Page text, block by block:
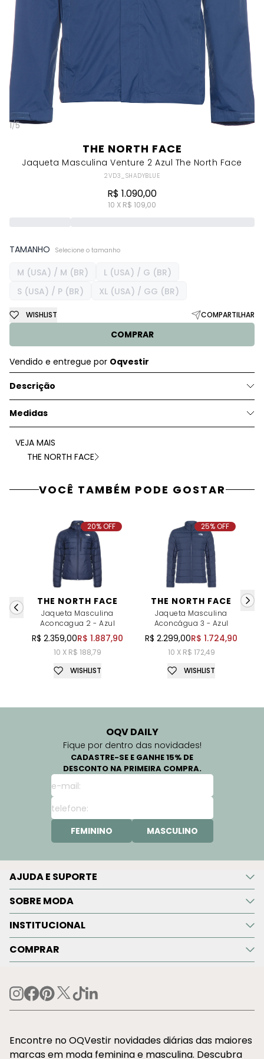
1/5
THE NORTH FACE
Jaqueta Masculina Venture 2 Azul The North Face
2VD3_SHADYBLUE
R$ 1.090,00
10 X R$ 109,00
TAMANHO Selecione o tamanho
M (USA) / M (BR)
L (USA) / G (BR)
S (USA) / P (BR)
XL (USA) / GG (BR)
COMPRAR
WISHLIST COMPARTILHAR
Vendido e entregue por Oqvestir
Descrição
Medidas
VEJA MAIS
THE NORTH FACE
VOCÊ TAMBÉM PODE GOSTAR
THE NORTH FACE
Jaqueta Masculina
Aconcagua 2 - Azul
R$ 2.359,00R$ 1.887,90
10 X R$ 188,79
20% OFF
WISHLIST
THE NORTH FACE
Jaqueta Masculina
Aconcágua 3 - Azul
R$ 2.299,00R$ 1.724,90
10 X R$ 172,49
25% OFF
WISHLIST
OQV DAILY
Fique por dentro das novidades!
CADASTRE-SE E GANHE 15% DE
DESCONTO NA PRIMEIRA COMPRA.
FEMININO MASCULINO
AJUDA E SUPORTE
SOBRE MODA
INSTITUCIONAL
COMPRAR
Encontre no OQVestir novidades diárias das maiores
marcas em moda feminina e masculina. Descubra